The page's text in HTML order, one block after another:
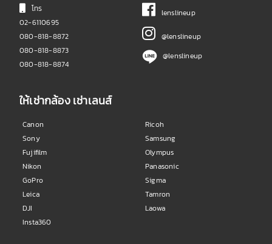
โทร
02-6110695
080-818-8872
080-818-8873
080-818-8874
lenslineup
@lenslineup
@lenslineup
ให้เช่ากล้อง เช่าเลนส์
Canon
Sony
Fujifilm
Nikon
GoPro
Leica
DJI
Insta360
Ricoh
Samsung
Olympus
Panasonic
Sigma
Tamron
Laowa